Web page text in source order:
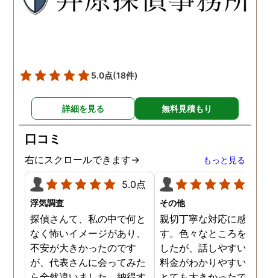
の度はありがとうございま
5.0点(18件)
詳細を見る 無料見積もり
口コミ
右にスクロールできます→ もっと見る
5.0点
浮気調査
探偵さんて、私の中で何と
なく怖いイメージがあり、
不安が大きかったのです
が、代表さんに会ってみた
その他
親切丁寧な対応に感謝し
す。色々なところを探し
したが、話しやすいこと
料金がわかりやすいこと